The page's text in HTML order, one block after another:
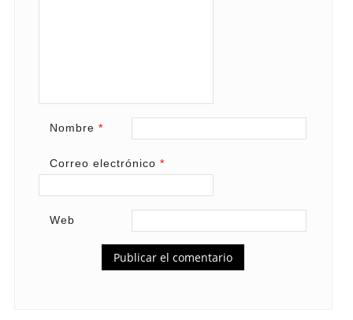
Nombre *
Correo electrónico *
Web